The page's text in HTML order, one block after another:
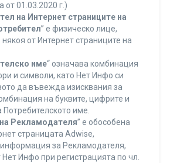
от 01.03.2020 г.)
на Интернет страниците на
” е физическо лице,
някоя от Интернет страниците на
име“ означава комбинация
и символи, като Нет Инфо си
да въвежда изисквания за
на буквите, цифрите и
Потребителското име.
Рекламодателя” е обособена
страницата Adwise,
за Рекламодателя,
Нет Инфо при регистрацията по чл.